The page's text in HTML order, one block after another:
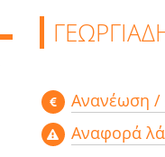
Aνανέωση /
Αναφορά